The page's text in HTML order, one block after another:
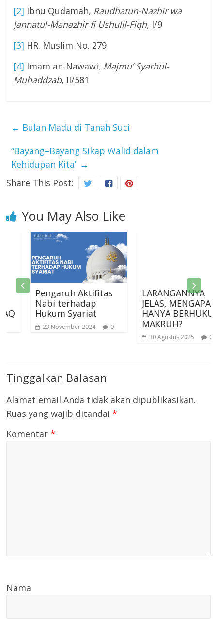
[2] Ibnu Qudamah, Raudhatun-Nazhir wa
Jannatul-Manazhir fi Ushulil-Fiqh, I/9
[3] HR. Muslim No. 279
[4] Imam an-Nawawi, Majmu’ Syarhul-
Muhaddzab, II/581
← Bulan Madu di Tanah Suci
“Bayang–Bayang Sikap Walid dalam
Kehidupan Kita” →
Share This Post:
You May Also Like
Pengaruh Aktifitas
Nabi terhadap
Hukum Syariat
23 November 2024 0
LARANGANNYA
JELAS, MENGAPA
HANYA BERHUKUM
MAKRUH?
30 Agustus 2025 0
Tinggalkan Balasan
Alamat email Anda tidak akan dipublikasikan.
Ruas yang wajib ditandai*
Komentar*
Nama